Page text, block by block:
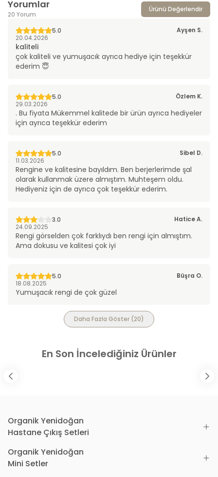
Yorumlar
20 Yorum
Ürünü Değerlendir
5.0 Ayşen S.
20.04.2026
kaliteli
çok kaliteli ve yumuşacık ayrıca hediye için teşekkür
ederim 😇
5.0 Özlem K.
29.03.2026
. Bu fiyata Mükemmel kalitede bir ürün ayrıca hediyeler
için ayrıca teşekkür ederim
5.0 Sibel D.
11.03.2026
Rengine ve kalitesine bayıldım. Ben berjerlerimde şal
olarak kullanmak üzere almıştım. Muhteşem oldu.
Hediyeniz için de ayrıca çok teşekkür ederim.
3.0 HaticeA.
24.09.2025
Rengi görselden çok farklıydı ben rengi için almıştım.
Ama dokusu ve kalitesi çok iyi
5.0 Büşra O.
18.08.2025
Yumuşacık rengi de çok güzel
Daha Fazla Göster (20)
En Son İncelediğiniz Ürünler
Organik Yenidoğan
Hastane Çıkış Setleri
Organik Yenidoğan
Mini Setler